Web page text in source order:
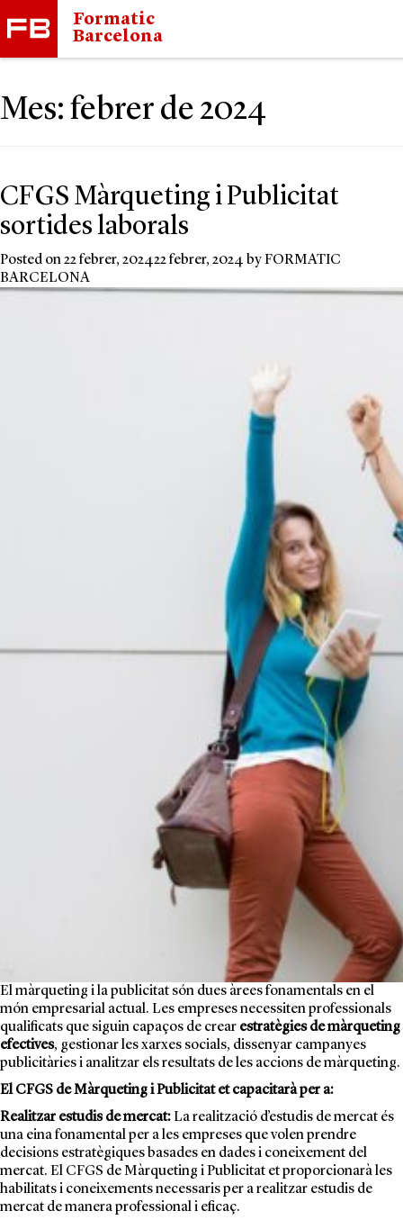
Formatic
Barcelona
Mes: febrer de 2024
CFGS Màrqueting i Publicitat
sortides laborals
Posted on22 febrer, 202422 febrer, 2024 byFORMATIC
BARCELONA
El màrqueting i la publicitat són dues àrees fonamentals en el
món empresarial actual. Les empreses necessiten professionals
qualificats que siguin capaços de crear estratègies de màrqueting
efectives, gestionar les xarxes socials, dissenyar campanyes
publicitàries i analitzar els resultats de les accions de màrqueting.
El CFGS de Màrqueting i Publicitat et capacitarà per a:
Realitzar estudis de mercat:La realització d’estudis de mercat és
una eina fonamental per a les empreses que volen prendre
decisions estratègiques basades en dades i coneixement del
mercat. El CFGS de Màrqueting i Publicitat et proporcionarà les
habilitats i coneixements necessaris per a realitzar estudis de
mercat de manera professional i eficaç.